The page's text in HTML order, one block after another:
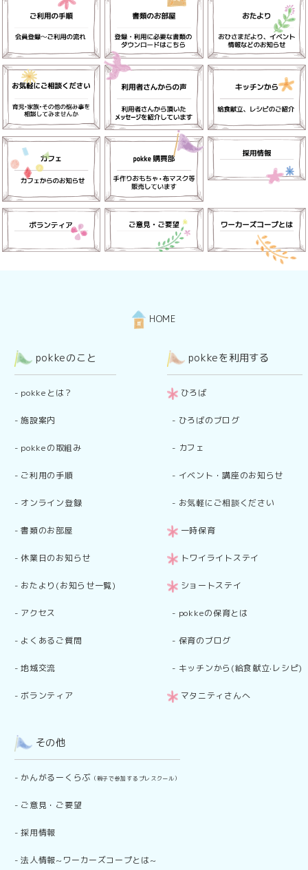
HOME
pokkeのこと
- pokkeとは？
-施設案内
- pokkeの取組み
- ご利用の手順
- オンライン登録
-書類のお部屋
-休業日のお知らせ
- おたより(お知らせ一覧)
- アクセス
- よくあるご質問
-地域交流
- ボランティア
pokkeを利用する
ひろば
- ひろばのブログ
- カフェ
- イベント・講座のお知らせ
- お気軽にご相談ください
一時保育
トワイライトステイ
ショートステイ
- pokkeの保育とは
- 保育のブログ
- キッチンから(給食献立·レシピ)
マタニティさんへ
その他
- かんがるーくらぶ （親子で参加するプレスクール）
- ご意見・ご要望
-採用情報
-法人情報~ワーカーズコープとは~